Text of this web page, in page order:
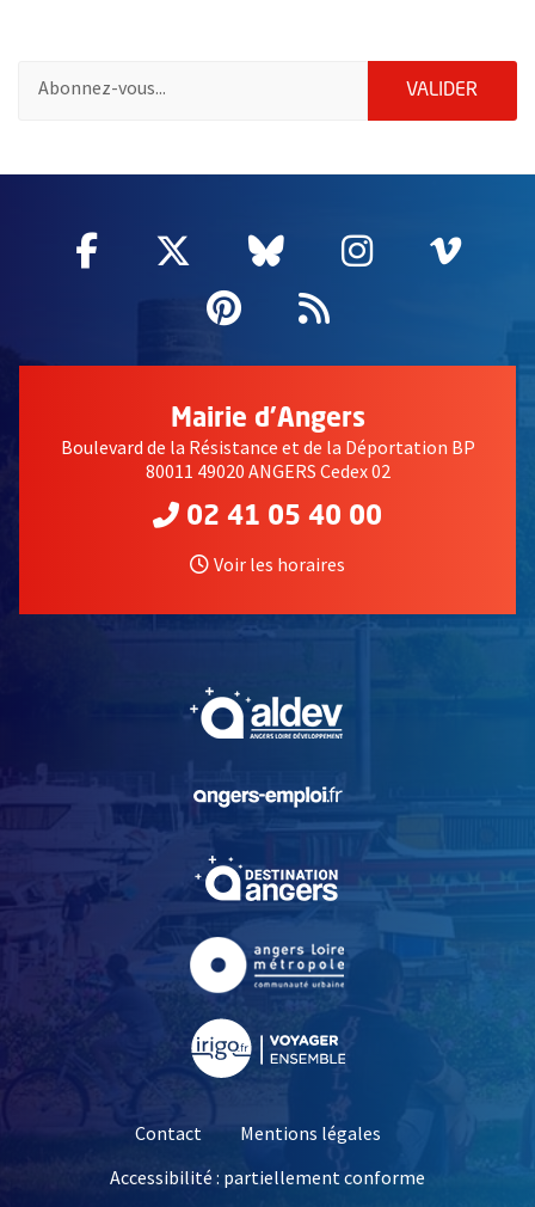
VALIDER
Facebook
, Ouvre une nouvelle fenêtre
Twitter
, Ouvre une nouvelle
Bluesky
, Ouvre une
Instagram
, Ouvre
,
Pinterest
, Ouvre une
Flux RSS
Mairie d'Angers
Boulevard de la Résistance et de la Déportation BP
80011 49020 ANGERS Cedex 02
02 41 05 40 00
Voir les horaires
, Ouvre une nouvelle
, Ouvre une nouvelle
Contact
Mentions légales
Accessibilité : partiellement conforme